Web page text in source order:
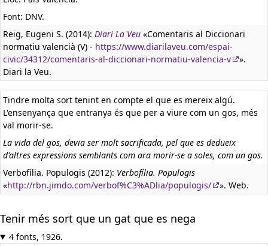
Font: DNV.
Reig, Eugeni S. (2014): Diari La Veu «Comentaris al Diccionari
normatiu valencià (V) - https://www.diarilaveu.com/espai-
civic/34312/comentaris-al-diccionari-normatiu-valencia-v
».
Diari la Veu.
Tindre molta sort tenint en compte el que es mereix algú.
L'ensenyança que entranya és que per a viure com un gos, més
val morir-se.
La vida del gos, devia ser molt sacrificada, pel que es dedueix
d'altres expressions semblants com ara morir-se a soles, com un gos.
Verbofília. Populogis (2012): Verbofília. Populogis
«http://rbn.jimdo.com/verbof%C3%ADlia/populogis/ ». Web.
Tenir més sort que un gat que es nega
4 fonts, 1926.